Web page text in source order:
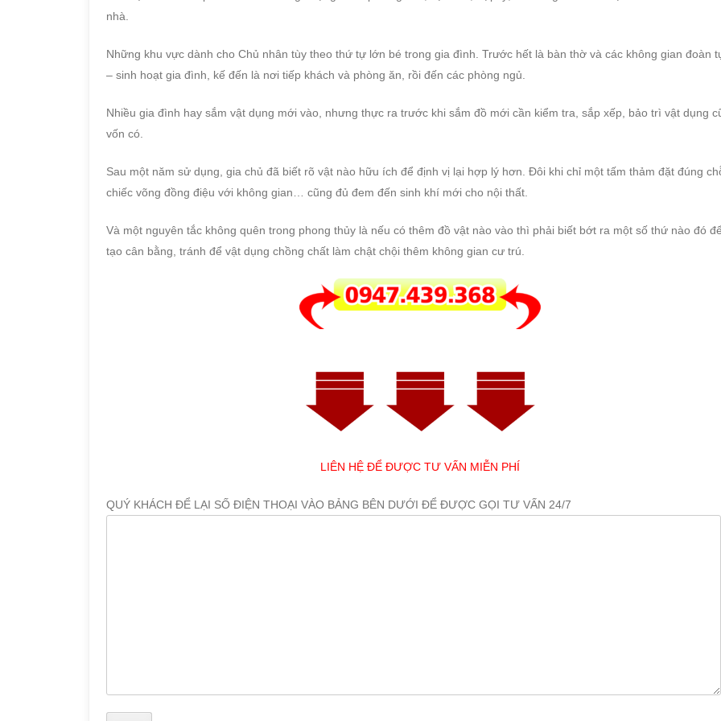
nhà.
Những khu vực dành cho Chủ nhân tùy theo thứ tự lớn bé trong gia đình. Trước hết là bàn thờ và các không gian đoàn
– sinh hoạt gia đình, kế đến là nơi tiếp khách và phòng ăn, rồi đến các phòng ngủ.
Nhiều gia đình hay sắm vật dụng mới vào, nhưng thực ra trước khi sắm đồ mới cần kiểm tra, sắp xếp, bảo trì vật dụng
vốn có.
Sau một năm sử dụng, gia chủ đã biết rõ vật nào hữu ích để định vị lại hợp lý hơn. Đôi khi chỉ một tấm thảm đặt đúng
chiếc võng đồng điệu với không gian… cũng đủ đem đến sinh khí mới cho nội thất.
Và một nguyên tắc không quên trong phong thủy là nếu có thêm đồ vật nào vào thì phải biết bớt ra một số thứ nào đó để
tạo cân bằng, tránh để vật dụng chồng chất làm chật chội thêm không gian cư trú.
LIÊN HỆ ĐỂ ĐƯỢC TƯ VẤN MIỄN PHÍ
QUÝ KHÁCH ĐỂ LẠI SỐ ĐIỆN THOẠI VÀO BẢNG BÊN DƯỚI ĐỂ ĐƯỢC GỌI TƯ VẤN 24/7